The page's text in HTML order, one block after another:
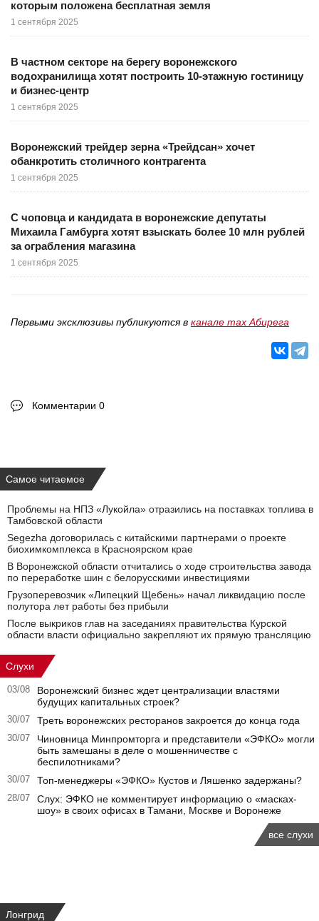
которым положена бесплатная земля
1 сентября 2025
В частном секторе на берегу воронежского
водохранилища хотят построить 10-этажную гостиницу
и бизнес-центр
1 сентября 2025
Воронежский трейдер зерна «Трейдсан» хочет
обанкротить столичного контрагента
1 сентября 2025
С чоповца и кандидата в воронежские депутаты
Михаила Гамбурга хотят взыскать более 10 млн рублей
за ограбления магазина
1 сентября 2025
Первыми эксклюзивы публикуются в канале max Абирега
Комментарии 0
Самое читаемое
Проблемы на НПЗ «Лукойла» отразились на поставках топлива в
Тамбовской области
Segezha договорилась с китайскими партнерами о проекте
биохимкомплекса в Красноярском крае
В Воронежской области отчитались о ходе строительства завода
по переработке шин с белорусскими инвестициями
Грузоперевозчик «Липецкий Щебень» начал ликвидацию после
полутора лет работы без прибыли
После выкриков глав на заседаниях правительства Курской
области власти официально закрепляют их прямую трансляцию
Слухи
03/08
Воронежский бизнес ждет централизации властями
будущих капитальных строек?
30/07 Треть воронежских ресторанов закроется до конца года
30/07
Чиновница Минпромторга и представители «ЭФКО» могли
быть замешаны в деле о мошенничестве с
беспилотниками?
30/07 Топ-менеджеры «ЭФКО» Кустов и Ляшенко задержаны?
28/07
Слух: ЭФКО не комментирует информацию о «масках-
шоу» в своих офисах в Тамани, Москве и Воронеже
все слухи
Лонгрид